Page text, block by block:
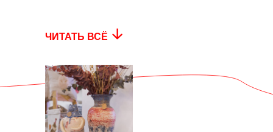
ЧИТАТЬ ВСЁ